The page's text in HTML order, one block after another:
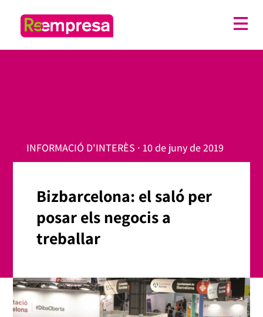
INFORMACIÓ D'INTERÈS · 10 de juny de 2019
Bizbarcelona: el saló per
posar els negocis a
treballar